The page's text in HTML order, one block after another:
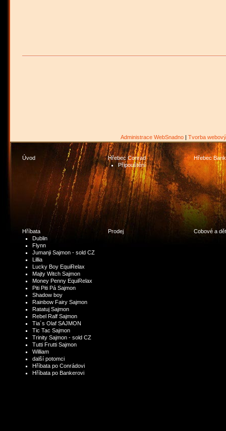
Administrace WebSnadno| Tvorba
Úvod
Hřebec Conrad
Připouštění
Hřebec
Hříbata
Dublin
Flynn
Jumanji Sajmon - sold CZ
Lillia
Lucky Boy EquiRelax
Majty Witch Sajmon
Money Penny EquiRelax
Piti Piti Pá Sajmon
Shadow boy
Rainbow Fairy Sajmon
Ratatuj Sajmon
Rebel Ralf Sajmon
Tia´s Olaf SAJMON
Tic Tac Sajmon
Trinity Sajmon - sold CZ
Tutti Frutti Sajmon
William
další potomci
Hříbata po Conrádovi
Hříbata po Bankerovi
Prodej Cobové a